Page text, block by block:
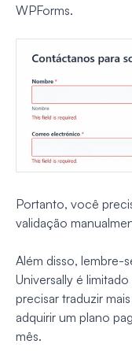
WPForms.
Portanto, você
validação
Além disso, lembre-
Universally é
precisar traduzir
adquirir um plano
mês.